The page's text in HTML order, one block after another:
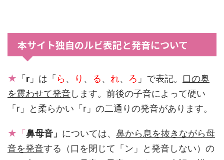
本サイト独自のルビ表記と発音について
★ 「r 」は「ら、 り 、 る、 れ、 ろ 」で表記。 口の奥
を震わせて発音します。前後の子音によって硬い
「r」と柔らかい「r」の二通りの発音があります。
★「鼻母音」 については、 鼻から息を抜きながら母
音を発音する（口を閉じて「ン」と発音しない）の